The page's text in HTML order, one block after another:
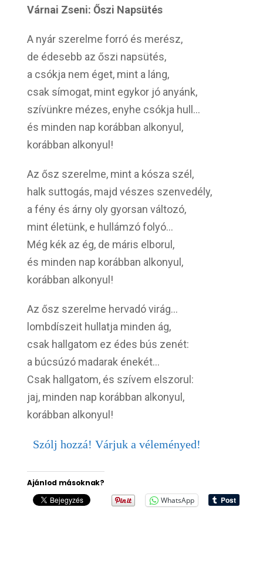
Várnai Zseni: Őszi Napsütés
A nyár szerelme forró és merész,
de édesebb az őszi napsütés,
a csókja nem éget, mint a láng,
csak símogat, mint egykor jó anyánk,
szívünkre mézes, enyhe csókja hull…
és minden nap korábban alkonyul,
korábban alkonyul!
Az ősz szerelme, mint a kósza szél,
halk suttogás, majd vészes szenvedély,
a fény és árny oly gyorsan változó,
mint életünk, e hullámzó folyó…
Még kék az ég, de máris elborul,
és minden nap korábban alkonyul,
korábban alkonyul!
Az ősz szerelme hervadó virág…
lombdíszeit hullatja minden ág,
csak hallgatom ez édes bús zenét:
a búcsúzó madarak énekét…
Csak hallgatom, és szívem elszorul:
jaj, minden nap korábban alkonyul,
korábban alkonyul!
Szólj hozzá! Várjuk a véleményed!
Ajánlod másoknak?
WhatsApp